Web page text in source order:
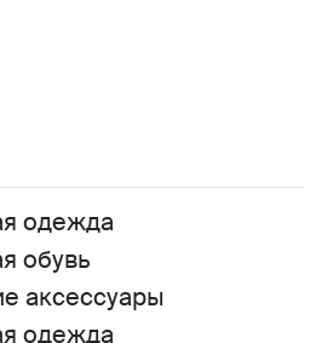
одежда
обувь
аксессуары
одежда